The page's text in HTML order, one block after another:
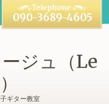
ジュ（Le
ギター教室
090-3689-4605